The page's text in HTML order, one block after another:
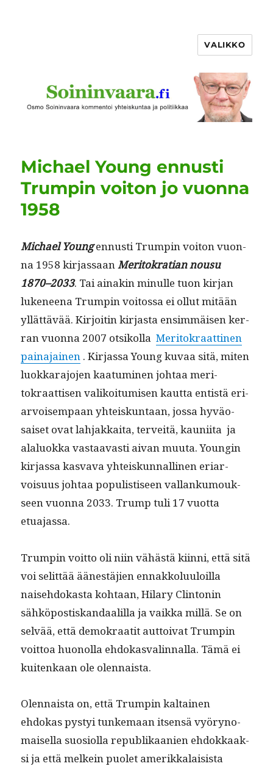
VALIKKO
Michael Young ennusti
Trumpin voiton jo vuonna
1958
Michael Youngennusti Trumpin voiton vuon­
na 1958 kir­jas­saanMer­i­tokra­t­ian nousu
1870–2033. Tai ainakin min­ulle tuon kir­jan
luke­neena Trumpin voitossa ei ollut mitään
yllät­tävää. Kir­joitin kir­jas­ta ensim­mäisen ker­
ran vuon­na 2007 otsikol­laMer­i­tokraat­ti­nen
paina­jainen . Kir­jas­sa Young kuvaa sitä, miten
luokkara­jo­jen kaa­tu­mi­nen johtaa mer­i­
tokraat­tisen valikoi­tu­misen kaut­ta entistä eri­
ar­voisem­paan yhteiskun­taan, jos­sa hyväo­
saiset ovat lah­jakkai­ta, ter­veitä, kau­ni­ita ja
alalu­ok­ka vas­taavasti aivan muu­ta. Youn­gin
kir­jas­sa kas­va­va yhteiskun­nalli­nen eri­ar­
voisu­us johtaa pop­ulis­tiseen val­lanku­mouk­
seen vuon­na 2033. Trump tuli 17 vuot­ta
etuajassa.
Trumpin voit­to oli niin vähästä kiin­ni, että sitä
voi selit­tää äänestäjien ennakkolu­u­loil­la
naise­hdokas­ta kohtaan, Hilary Clin­tonin
sähkö­postiskan­daalil­la ja vaik­ka mil­lä. Se on
selvää, että demokraatit aut­toi­vat Trumpin
voit­toa huonol­la ehdokas­valin­nal­la. Tämä ei
kuitenkaan ole olennaista.
Olen­naista on, että Trumpin kaltainen
ehdokas pystyi tunke­maan itsen­sä vyöryno­
maisel­la suo­si­ol­la repub­likaanien ehdokkaak­
si ja että melkein puo­let amerikkalai­sista